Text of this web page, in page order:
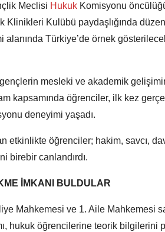
Meclisi Hukuk Komisyonu
Kulübü paydaşlığında
Türkiye’de örnek
mesleki ve akademik
kapsamında öğrenciler, ilk kez
deneyimi yaşadı.
etkinlikte öğrenciler; hakim, savcı,
birebir canlandırdı.
İMKANI BULDULAR
Mahkemesi ve 1. Aile Mahkemesi
hukuk öğrencilerine teorik bilgilerini